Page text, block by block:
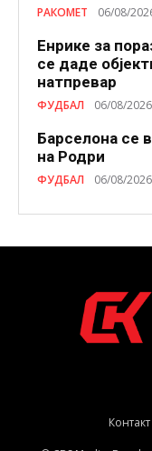
РАКОМЕТ 06/08/
Енрике за
се даде
натпревар
ФУДБАЛ 06/08/2026
Барселона се
на Родри
ФУДБАЛ 06/08/2026
Контакт